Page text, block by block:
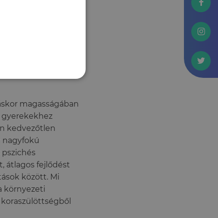
károsodás.
magasságában
kedvezőtlen
nagyfokú
átlagos fejlődést
között. Mi
környezeti